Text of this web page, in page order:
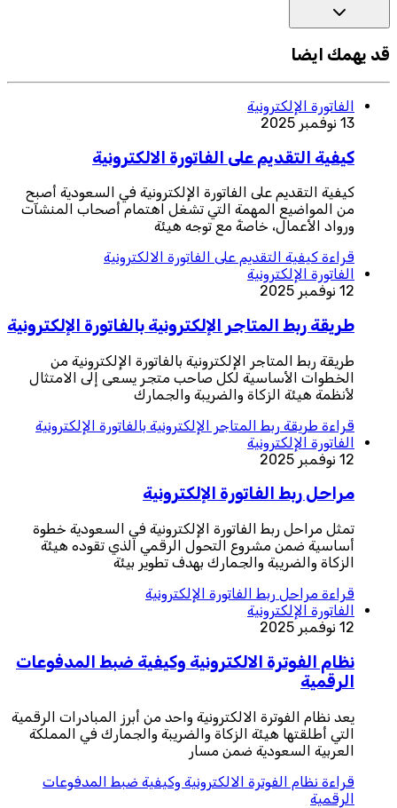
قد يهمك ايضا
الفاتورة الإلكترونية
13 نوفمبر 2025
كيفية التقديم على الفاتورة الالكترونية
كيفية التقديم على الفاتورة الإلكترونية في السعودية أصبح
من المواضيع المهمة التي تشغل اهتمام أصحاب المنشآت
ورواد الأعمال، خاصةً مع توجه هيئة
قراءة كيفية التقديم على الفاتورة الالكترونية
الفاتورة الإلكترونية
12 نوفمبر 2025
طريقة ربط المتاجر الإلكترونية بالفاتورة الإلكترونية
طريقة ربط المتاجر الإلكترونية بالفاتورة الإلكترونية من
الخطوات الأساسية لكل صاحب متجر يسعى إلى الامتثال
لأنظمة هيئة الزكاة والضريبة والجمارك
قراءة طريقة ربط المتاجر الإلكترونية بالفاتورة الإلكترونية
الفاتورة الإلكترونية
12 نوفمبر 2025
مراحل ربط الفاتورة الإلكترونية
تمثل مراحل ربط الفاتورة الإلكترونية في السعودية خطوة
أساسية ضمن مشروع التحول الرقمي الذي تقوده هيئة
الزكاة والضريبة والجمارك بهدف تطوير بيئة
قراءة مراحل ربط الفاتورة الإلكترونية
الفاتورة الإلكترونية
12 نوفمبر 2025
نظام الفوترة الالكترونية وكيفية ضبط المدفوعات
الرقمية
يعد نظام الفوترة الالكترونية واحد من أبرز المبادرات الرقمية
التي أطلقتها هيئة الزكاة والضريبة والجمارك في المملكة
العربية السعودية ضمن مسار
قراءة نظام الفوترة الالكترونية وكيفية ضبط المدفوعات
الرقمية